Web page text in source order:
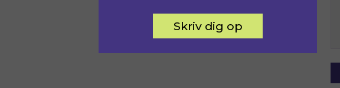
Skriv dig op